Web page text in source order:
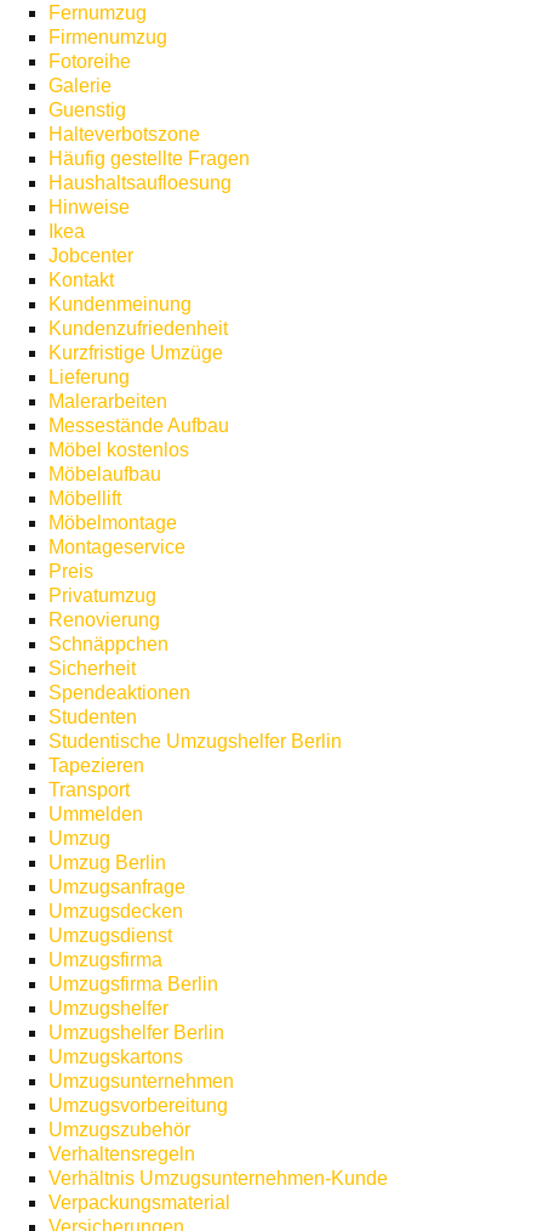
Fernumzug
Firmenumzug
Fotoreihe
Galerie
Guenstig
Halteverbotszone
Häufig gestellte Fragen
Haushaltsaufloesung
Hinweise
Ikea
Jobcenter
Kontakt
Kundenmeinung
Kundenzufriedenheit
Kurzfristige Umzüge
Lieferung
Malerarbeiten
Messestände Aufbau
Möbel kostenlos
Möbelaufbau
Möbellift
Möbelmontage
Montageservice
Preis
Privatumzug
Renovierung
Schnäppchen
Sicherheit
Spendeaktionen
Studenten
Studentische Umzugshelfer Berlin
Tapezieren
Transport
Ummelden
Umzug
Umzug Berlin
Umzugsanfrage
Umzugsdecken
Umzugsdienst
Umzugsfirma
Umzugsfirma Berlin
Umzugshelfer
Umzugshelfer Berlin
Umzugskartons
Umzugsunternehmen
Umzugsvorbereitung
Umzugszubehör
Verhaltensregeln
Verhältnis Umzugsunternehmen-Kunde
Verpackungsmaterial
Versicherungen